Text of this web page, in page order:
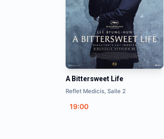
A Bittersweet Life
Reflet Medicis, Salle 2
19:00